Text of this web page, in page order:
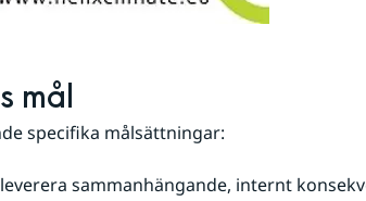
mål
specifika målsättningar:
sammanhängande, internt